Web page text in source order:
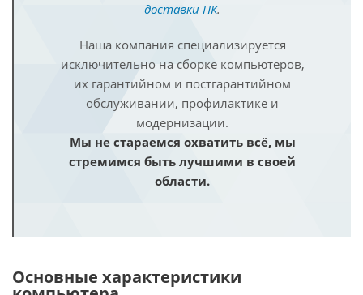
доставки ПК.
Наша компания специализируется
исключительно на сборке компьютеров,
их гарантийном и постгарантийном
обслуживании, профилактике и
модернизации.
Мы не стараемся охватить всё, мы
стремимся быть лучшими в своей
области.
Основные характеристики